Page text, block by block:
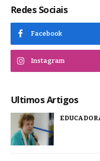
Redes Sociais
Facebook
Instagram
Ultimos Artigos